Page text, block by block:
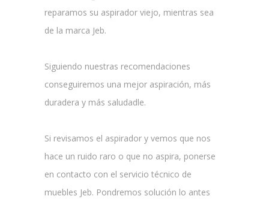
reparamos su aspirador viejo, mientras sea
de la marca Jeb.
Siguiendo nuestras recomendaciones
conseguiremos una mejor aspiración, más
duradera y más saludadle.
Si revisamos el aspirador y vemos que nos
hace un ruido raro o que no aspira, ponerse
en contacto con el servicio técnico de
muebles Jeb. Pondremos solución lo antes